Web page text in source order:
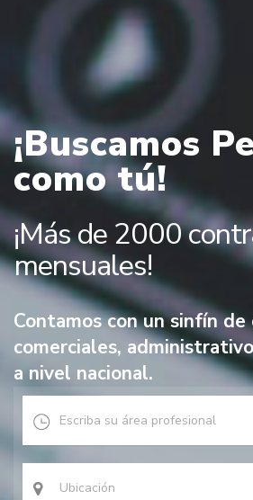
¡Buscamos
como tú!
¡Más de 2000
mensuales!
Contamos con un sinfín de
comerciales,
a nivel nacional.